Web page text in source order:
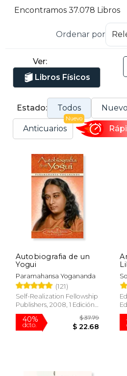
Encontramos 37.078 Libros
Ordenar por
Ver:
Libros Físicos
Estado: Todos
Anticuarios
Nuevo
Autobiografia de un
Yogui
Paramahansa Yogananda
(121)
Self-Realization Fellowship
Publishers, 2008, 1 Edición,
Tapa Blanda, Nuevo